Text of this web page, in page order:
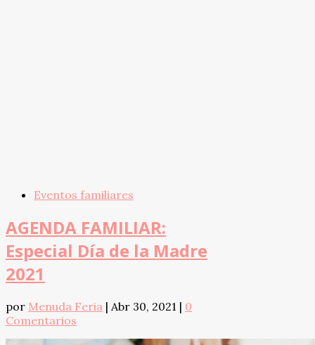
Eventos familiares
AGENDA FAMILIAR:
Especial Día de la Madre
2021
por Menuda Feria | Abr 30, 2021 | 0
Comentarios